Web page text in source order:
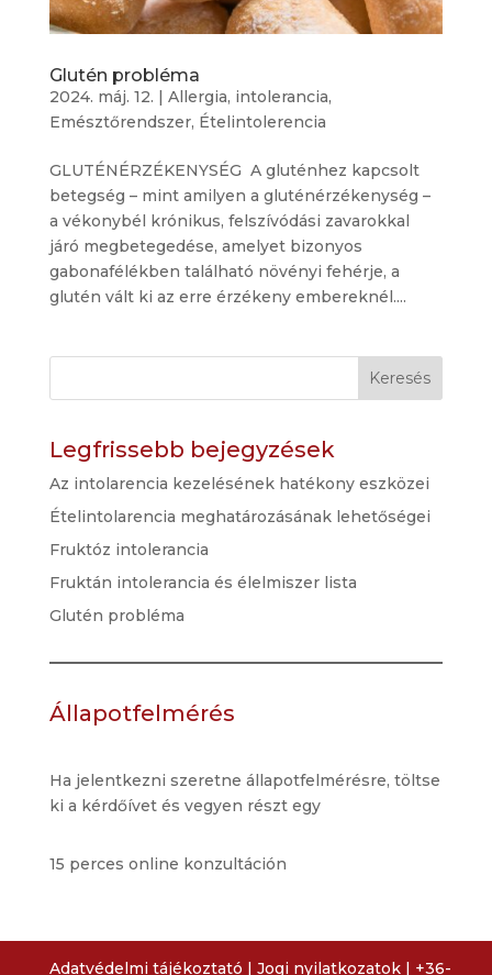
Glutén probléma
2024. máj. 12. | Allergia, intolerancia,
Emésztőrendszer, Ételintolerencia
GLUTÉNÉRZÉKENYSÉG A gluténhez kapcsolt
betegség – mint amilyen a gluténérzékenység –
a vékonybél krónikus, felszívódási zavarokkal
járó megbetegedése, amelyet bizonyos
gabonafélékben található növényi fehérje, a
glutén vált ki az erre érzékeny embereknél....
Keresés
Legfrissebb bejegyzések
Az intolarencia kezelésének hatékony eszközei
Ételintolarencia meghatározásának lehetőségei
Fruktóz intolerancia
Fruktán intolerancia és élelmiszer lista
Glutén probléma
Állapotfelmérés
Ha jelentkezni szeretne állapotfelmérésre, töltse
ki a kérdőívet és vegyen részt egy
15 perces online konzultáción
Adatvédelmi tájékoztató | Jogi nyilatkozatok| +36-